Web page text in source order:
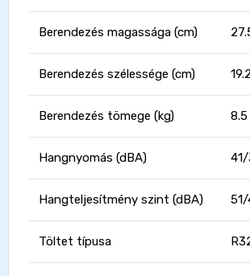
Berendezés magassága (cm)
Berendezés szélessége (cm) 19.2
Berendezés tömege (kg) 8.5
Hangnyomás (dBA)
Hangteljesítmény szint (dBA)
Töltet típusa